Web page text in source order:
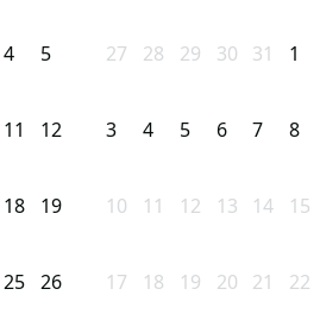
4 5
11 12
18 19
25 26
27 28 29 30 31 1
3 4 5 6 7 8
10 11 12 13 14 15
17 18 19 20 21 22